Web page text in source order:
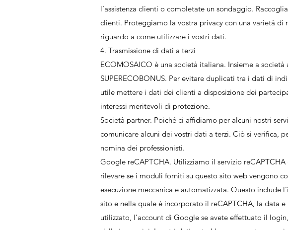
l’assistenza clienti o completate un sondaggio.
clienti. Proteggiamo la vostra privacy con una varietà
riguardo a come utilizzare i vostri dati.
4. Trasmissione di dati a terzi
ECOMOSAICO è una società italiana. Insieme a
SUPERECOBONUS. Per evitare duplicati tra i dati di
utile mettere i dati dei clienti a disposizione dei
interessi meritevoli di protezione.
Società partner. Poiché ci affidiamo per alcuni nostri
comunicare alcuni dei vostri dati a terzi. Ciò si verifica,
nomina dei professionisti.
Google reCAPTCHA. Utilizziamo il servizio
rilevare se i moduli forniti su questo sito web vengono
esecuzione meccanica e automatizzata. Questo include
sito e nella quale è incorporato il reCAPTCHA, la data
utilizzato, l’account di Google se avete effettuato il